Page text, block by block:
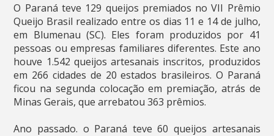
O Paraná teve 129 queijos premiados no VII Prêmio
Queijo Brasil realizado entre os dias 11 e 14 de julho,
em Blumenau (SC). Eles foram produzidos por 41
pessoas ou empresas familiares diferentes. Este ano
houve 1.542 queijos artesanais inscritos, produzidos
em 266 cidades de 20 estados brasileiros. O Paraná
ficou na segunda colocação em premiação, atrás de
Minas Gerais, que arrebatou 363 prêmios.
Ano passado. o Paraná teve 60 queijos artesanais